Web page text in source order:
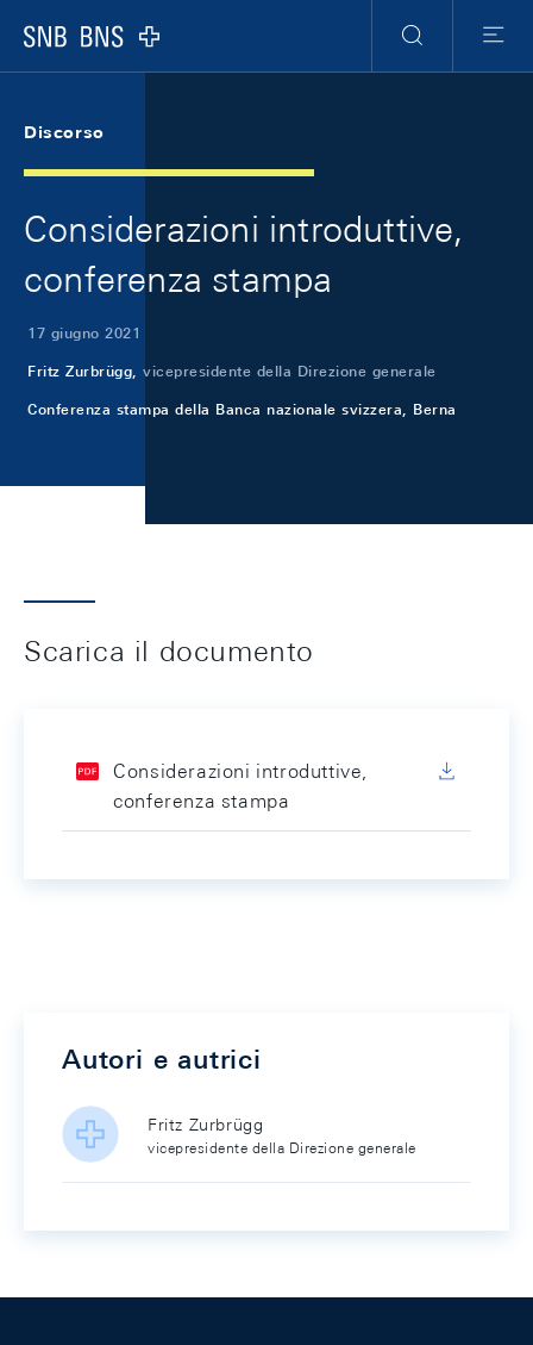
Logo
Ricerca
Menu
Discorso
Considerazioni introduttive,
conferenza stampa
17 giugno 2021
Fritz Zurbrügg, vicepresidente della Direzione generale
Conferenza stampa della Banca nazionale svizzera, Berna
Scarica il documento
Considerazioni introduttive,
conferenza stampa
Autori e autrici
Fritz Zurbrügg
vicepresidente della Direzione generale